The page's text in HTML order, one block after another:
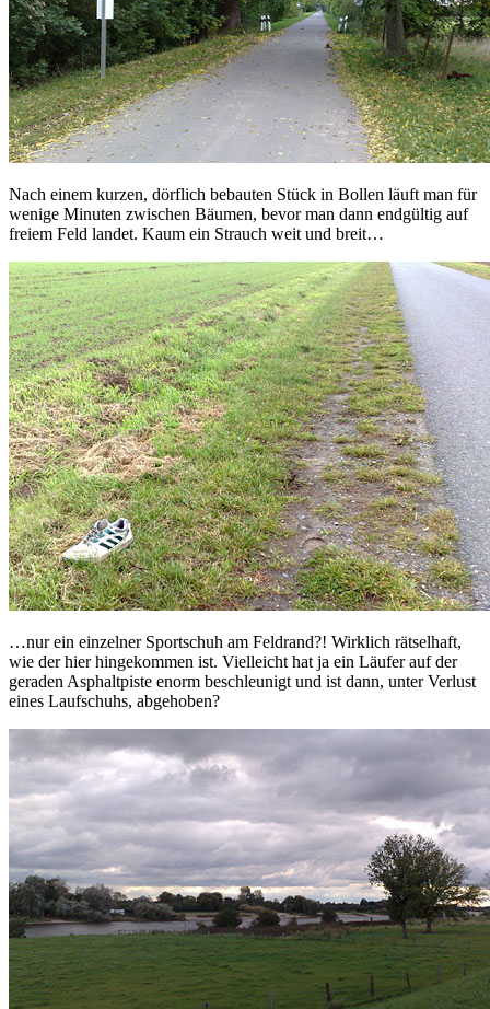
Nach einem kurzen, dörflich bebauten Stück in Bollen läuft man für
wenige Minuten zwischen Bäumen, bevor man dann endgültig auf
freiem Feld landet. Kaum ein Strauch weit und breit…
…nur ein einzelner Sportschuh am Feldrand?! Wirklich rätselhaft,
wie der hier hingekommen ist. Vielleicht hat ja ein Läufer auf der
geraden Asphaltpiste enorm beschleunigt und ist dann, unter Verlust
eines Laufschuhs, abgehoben?